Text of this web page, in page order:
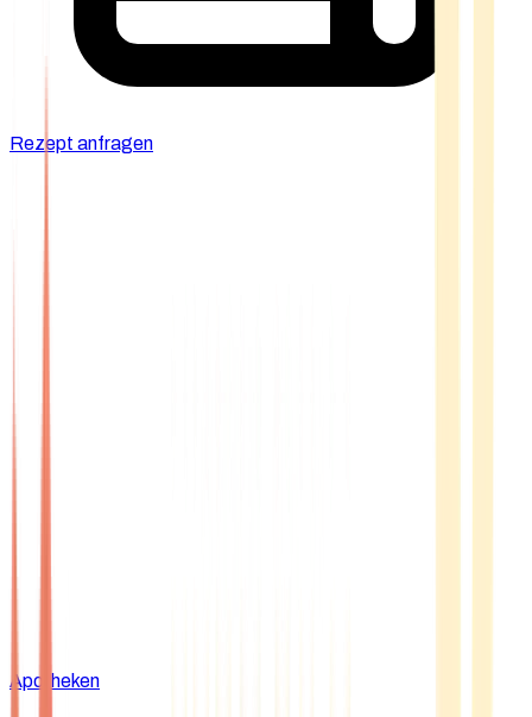
Rezept anfragen
Apotheken